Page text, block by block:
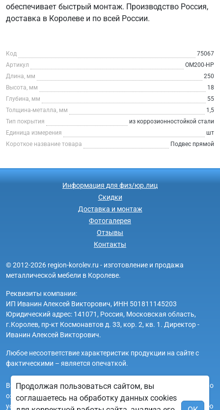
обеспечивает быстрый монтаж. Производство Россия,
доставка в Королеве и по всей России.
Код
75067
Артикул
ОМ200-НР
Длина, мм
250
Высота, мм
18
Глубина, мм
55
Толщина-металла, мм
1,5
Тип покрытия
из коррозионностойкой стали
Единица измерения
шт
Короткое название товара
Подвес прямой
Информация для физ/юр.лиц
Скидки
Доставка и монтаж
Фотогалерея
Отзывы
Контакты
© 2012-2026 region-korolev.ru - изготовление и продажа
металлической мебели в Королеве.
Реквизиты компании:
ИП Иванин Алексей Викторович, ИНН 501811145203
Юридический адрес: 141071, Россия, Московская область,
г.Королев, пр-кт Космонавтов д. 33, кор. 2, кв. 1. Директор -
Иванин Алексей Викторович.
Любое несоответствие характеристик продукции на сайте с
фактическими – является опечаткой.
Вся информация на сайте region-korolev.ru носит исключительно
ознакомительный и справочный характер и ни при каких
условиях не является публичной офертой. Всю дополнительную
Продолжая пользоваться сайтом, вы
соглашаетесь на обработку данных cookies